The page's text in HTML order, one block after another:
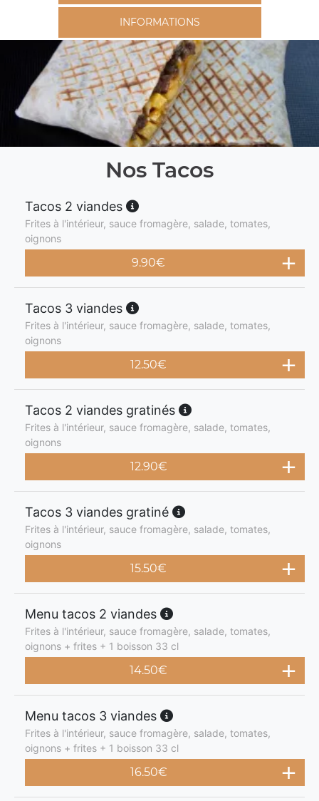
INFORMATIONS
Nos Tacos
Tacos 2 viandes
Frites à l'intérieur, sauce fromagère, salade, tomates,
oignons
9.90€
Tacos 3 viandes
Frites à l'intérieur, sauce fromagère, salade, tomates,
oignons
12.50€
Tacos 2 viandes gratinés
Frites à l'intérieur, sauce fromagère, salade, tomates,
oignons
12.90€
Tacos 3 viandes gratiné
Frites à l'intérieur, sauce fromagère, salade, tomates,
oignons
15.50€
Menu tacos 2 viandes
Frites à l'intérieur, sauce fromagère, salade, tomates,
oignons + frites + 1 boisson 33 cl
14.50€
Menu tacos 3 viandes
Frites à l'intérieur, sauce fromagère, salade, tomates,
oignons + frites + 1 boisson 33 cl
16.50€